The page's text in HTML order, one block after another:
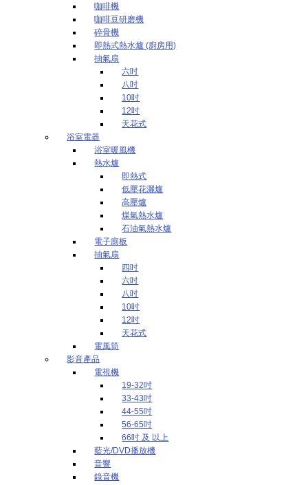
咖啡機
咖啡豆研磨機
碎骨機
即熱式熱水爐 (廚房用)
抽氣扇
六吋
八吋
10吋
12吋
天花式
浴室電器
浴室暖風機
熱水爐
即熱式
低壓花灑爐
高壓爐
煤氣熱水爐
石油氣熱水爐
電子廁板
抽氣扇
四吋
六吋
八吋
10吋
12吋
天花式
電風筒
影音產品
電視機
19-32吋
33-43吋
44-55吋
56-65吋
66吋 及 以上
藍光/DVD播放機
音響
錄音機